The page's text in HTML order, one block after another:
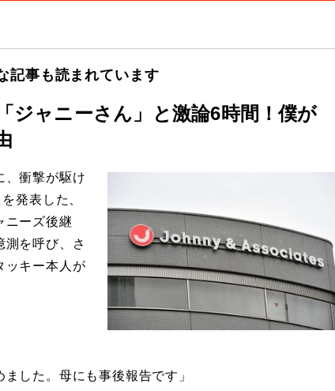
記事も読まれています
ャニーさん」と激論6時間！僕が
衝撃が駆け
発表した、
ニーズ後継
測を呼び、さ
ッキー本人が
した。母にも事後報告です」